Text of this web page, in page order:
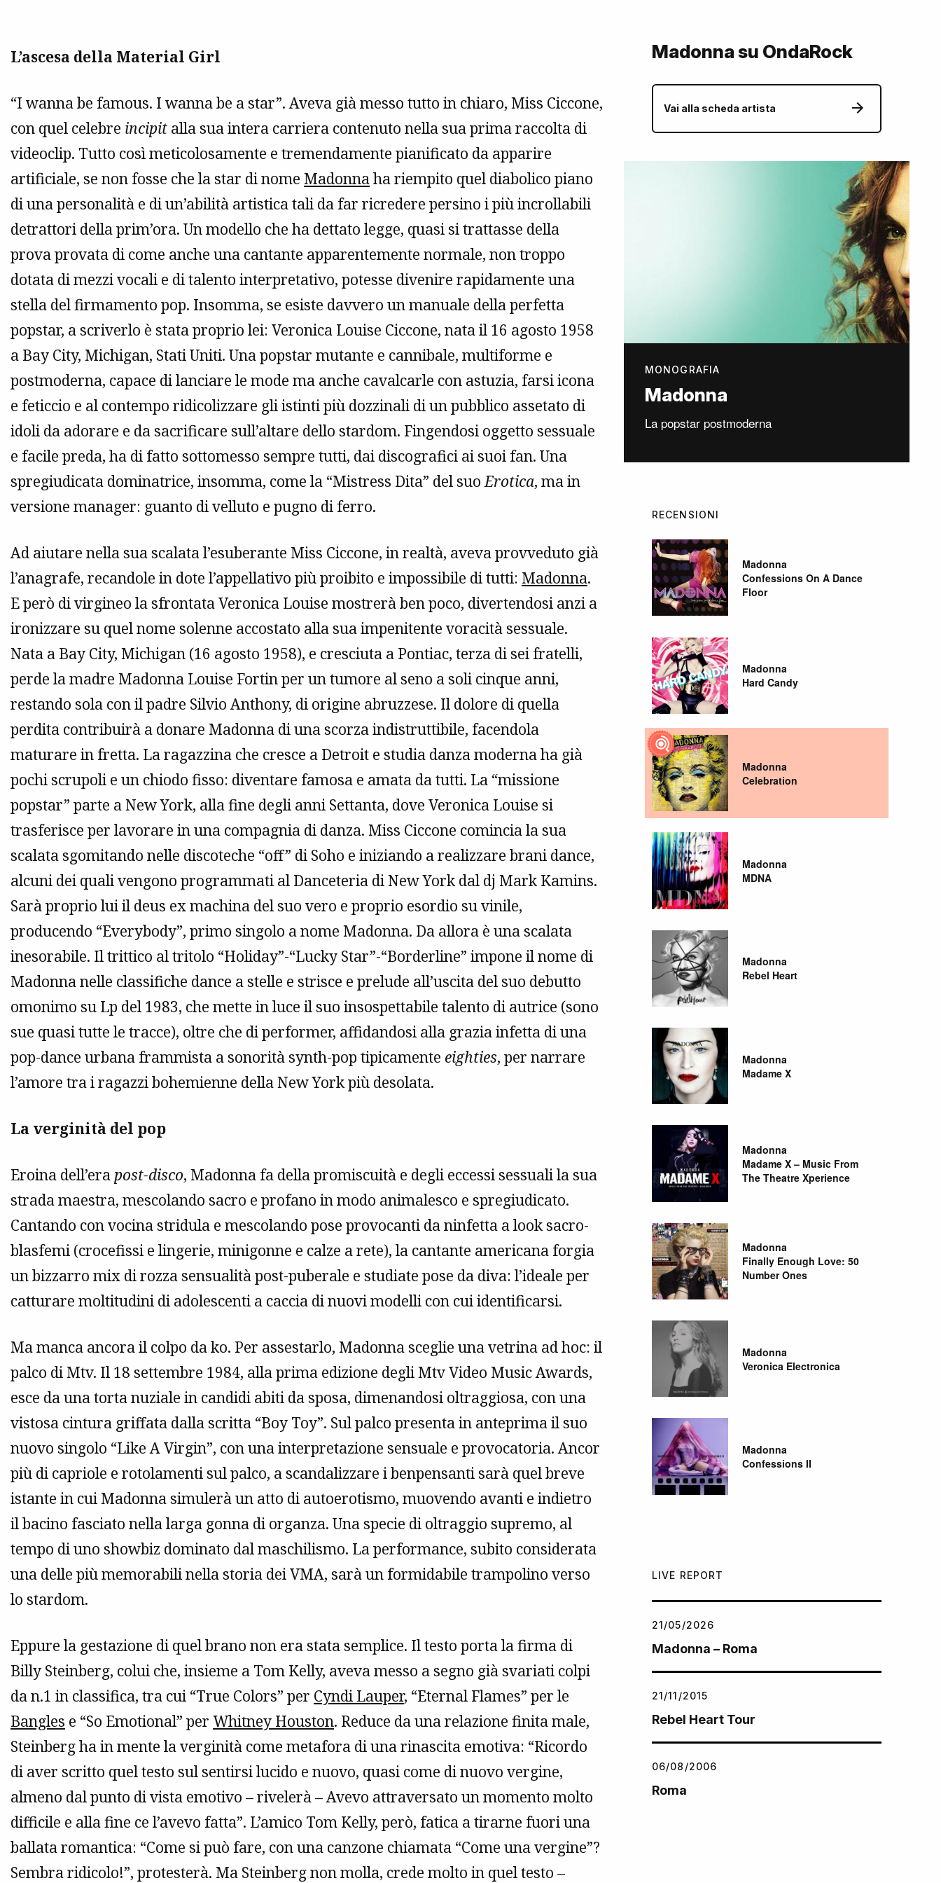
L’ascesa della Material Girl
“I wanna be famous. I wanna be a star”. Aveva già messo tutto in chiaro, Miss Ciccone,
con quel celebre incipit alla sua intera carriera contenuto nella sua prima raccolta di
videoclip. Tutto così meticolosamente e tremendamente pianificato da apparire
artificiale, se non fosse che la star di nome Madonnaha riempito quel diabolico piano
di una personalità e di un’abilità artistica tali da far ricredere persino i più incrollabili
detrattori della prim’ora. Un modello che ha dettato legge, quasi si trattasse della
prova provata di come anche una cantante apparentemente normale, non troppo
dotata di mezzi vocali e di talento interpretativo, potesse divenire rapidamente una
stella del firmamento pop. Insomma, se esiste davvero un manuale della perfetta
popstar, a scriverlo è stata proprio lei: Veronica Louise Ciccone, nata il 16 agosto 1958
a Bay City, Michigan, Stati Uniti. Una popstar mutante e cannibale, multiforme e
postmoderna, capace di lanciare le mode ma anche cavalcarle con astuzia, farsi icona
e feticcio e al contempo ridicolizzare gli istinti più dozzinali di un pubblico assetato di
idoli da adorare e da sacrificare sull’altare dello stardom. Fingendosi oggetto sessuale
e facile preda, ha di fatto sottomesso sempre tutti, dai discografici ai suoi fan. Una
spregiudicata dominatrice, insomma, come la “Mistress Dita” del suoErotica, ma in
versione manager: guanto di velluto e pugno di ferro.
Ad aiutare nella sua scalata l’esuberante Miss Ciccone, in realtà, aveva provveduto già
l’anagrafe, recandole in dote l’appellativo più proibito e impossibile di tutti: Madonna.
E però di virgineo la sfrontata Veronica Louise mostrerà ben poco, divertendosi anzi a
ironizzare su quel nome solenne accostato alla sua impenitente voracità sessuale.
Nata a Bay City, Michigan (16 agosto 1958), e cresciuta a Pontiac, terza di sei fratelli,
perde la madre Madonna Louise Fortin per un tumore al seno a soli cinque anni,
restando sola con il padre Silvio Anthony, di origine abruzzese. Il dolore di quella
perdita contribuirà a donare Madonna di una scorza indistruttibile, facendola
maturare in fretta. La ragazzina che cresce a Detroit e studia danza moderna ha già
pochi scrupoli e un chiodo fisso: diventare famosa e amata da tutti. La “missione
popstar” parte a New York, alla fine degli anni Settanta, dove Veronica Louise si
trasferisce per lavorare in una compagnia di danza. Miss Ciccone comincia la sua
scalata sgomitando nelle discoteche “off” di Soho e iniziando a realizzare brani dance,
alcuni dei quali vengono programmati al Danceteria di New York dal dj Mark Kamins.
Sarà proprio lui il deus ex machina del suo vero e proprio esordio su vinile,
producendo “Everybody”, primo singolo a nome Madonna. Da allora è una scalata
inesorabile. Il trittico al tritolo “Holiday”-“Lucky Star”-“Borderline” impone il nome di
Madonna nelle classifiche dance a stelle e strisce e prelude all’uscita del suo debutto
omonimo su Lp del 1983, che mette in luce il suo insospettabile talento di autrice (sono
sue quasi tutte le tracce), oltre che di performer, affidandosi alla grazia infetta di una
pop-dance urbana frammista a sonorità synth-pop tipicamente eighties, per narrare
l’amore tra i ragazzi bohemienne della New York più desolata.
La verginità del pop
Eroina dell’era post-disco, Madonna fa della promiscuità e degli eccessi sessuali la sua
strada maestra, mescolando sacro e profano in modo animalesco e spregiudicato.
Cantando con vocina stridula e mescolando pose provocanti da ninfetta a look sacro-
blasfemi (crocefissi e lingerie, minigonne e calze a rete), la cantante americana forgia
un bizzarro mix di rozza sensualità post-puberale e studiate pose da diva: l’ideale per
catturare moltitudini di adolescenti a caccia di nuovi modelli con cui identificarsi.
Ma manca ancora il colpo da ko. Per assestarlo, Madonna sceglie una vetrina ad hoc: il
palco di Mtv. Il 18 settembre 1984, alla prima edizione degli Mtv Video Music Awards,
esce da una torta nuziale in candidi abiti da sposa, dimenandosi oltraggiosa, con una
vistosa cintura griffata dalla scritta “Boy Toy”. Sul palco presenta in anteprima il suo
nuovo singolo “Like A Virgin”, con una interpretazione sensuale e provocatoria. Ancor
più di capriole e rotolamenti sul palco, a scandalizzare i benpensanti sarà quel breve
istante in cui Madonna simulerà un atto di autoerotismo, muovendo avanti e indietro
il bacino fasciato nella larga gonna di organza. Una specie di oltraggio supremo, al
tempo di uno showbiz dominato dal maschilismo. La performance, subito considerata
una delle più memorabili nella storia dei VMA, sarà un formidabile trampolino verso
lo stardom.
Eppure la gestazione di quel brano non era stata semplice. Il testo porta la firma di
Billy Steinberg, colui che, insieme a Tom Kelly, aveva messo a segno già svariati colpi
da n.1 in classifica, tra cui “True Colors” per Cyndi Lauper, “Eternal Flames” per le
Bangles e “So Emotional” per Whitney Houston. Reduce da una relazione finita male,
Steinberg ha in mente la verginità come metafora di una rinascita emotiva: “Ricordo
di aver scritto quel testo sul sentirsi lucido e nuovo, quasi come di nuovo vergine,
almeno dal punto di vista emotivo – rivelerà – Avevo attraversato un momento molto
difficile e alla fine ce l’avevo fatta”. L’amico Tom Kelly, però, fatica a tirarne fuori una
ballata romantica: “Come si può fare, con una canzone chiamata “Come una vergine”?
Sembra ridicolo!”, protesterà. Ma Steinberg non molla, crede molto in quel testo –
Madonna su OndaRock
Vai alla scheda artista
MONOGRAFIA
Madonna
La popstar postmoderna
RECENSIONI
Madonna
Confessions On A Dance
Floor
Madonna
Hard Candy
Madonna
Celebration
Madonna
MDNA
Madonna
Rebel Heart
Madonna
Madame X
Madonna
Madame X – Music From
The Theatre Xperience
Madonna
Finally Enough Love: 50
Number Ones
Madonna
Veronica Electronica
Madonna
Confessions II
LIVE REPORT
21/05/2026
Madonna – Roma
21/11/2015
Rebel Heart Tour
06/08/2006
Roma